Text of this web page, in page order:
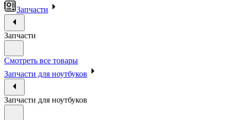
Запчасти
Запчасти
Смотреть все товары
Запчасти для ноутбуков
Запчасти для ноутбуков